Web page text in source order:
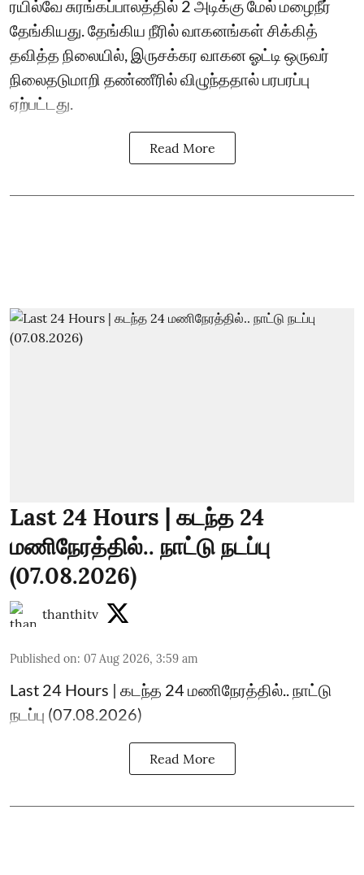
ரயில்வே சுரங்கப்பாலத்தில் 2 அடிக்கு மேல் மழைநீர்
தேங்கியது. தேங்கிய நீரில் வாகனங்கள் சிக்கித்
தவித்த நிலையில், இருசக்கர வாகன ஓட்டி ஒருவர்
நிலைதடுமாறி தண்ணீரில் விழுந்ததால் பரபரப்பு
ஏற்பட்டது.
Read More
Last 24 Hours | கடந்த 24
மணிநேரத்தில்.. நாட்டு நடப்பு
(07.08.2026)
thanthitv
Published on: 07 Aug 2026, 3:59 am
Last 24 Hours | கடந்த 24 மணிநேரத்தில்.. நாட்டு
நடப்பு (07.08.2026)
Read More